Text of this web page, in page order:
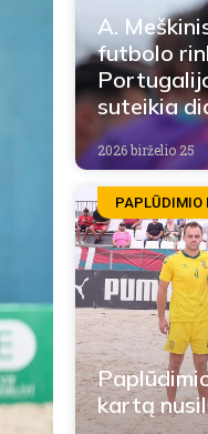
A.
futbolo
suteikia
2026 birželio 25
PAPLŪDIMIO
kartą